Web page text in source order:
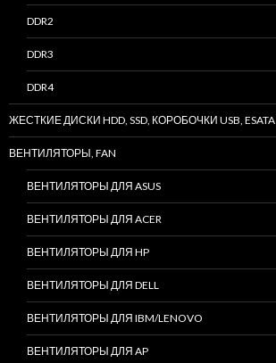
DDR2
DDR3
DDR4
ЖЕСТКИЕ ДИСКИ HDD, SSD, КОРОБОЧКИ USB, ESATA
ВЕНТИЛЯТОРЫ, FAN
ВЕНТИЛЯТОРЫ ДЛЯ ASUS
ВЕНТИЛЯТОРЫ ДЛЯ ACER
ВЕНТИЛЯТОРЫ ДЛЯ HP
ВЕНТИЛЯТОРЫ ДЛЯ DELL
ВЕНТИЛЯТОРЫ ДЛЯ IBM/LENOVO
ВЕНТИЛЯТОРЫ ДЛЯ AP